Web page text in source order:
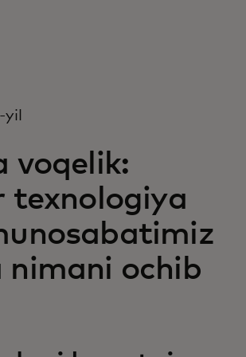
uchun
va trendlar
voqelik:
texnologiya
nimani ochib